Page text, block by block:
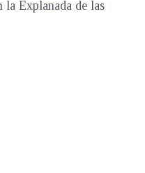
la Explanada de las